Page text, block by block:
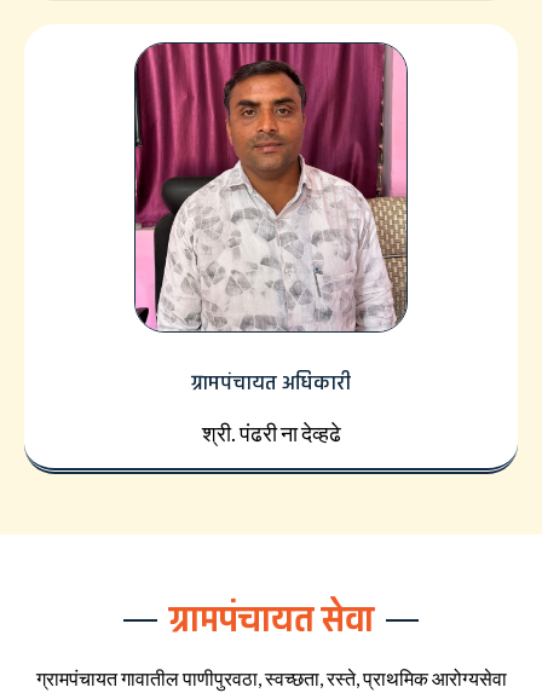
ग्रामपंचायत अधिकारी
श्री. पंढरी ना देव्हढे
ग्रामपंचायत सेवा
ग्रामपंचायत गावातील पाणीपुरवठा, स्वच्छता, रस्ते, प्राथमिक आरोग्यसेवा